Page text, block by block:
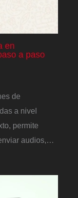
en
a paso
de
a nivel
permite
audios,…